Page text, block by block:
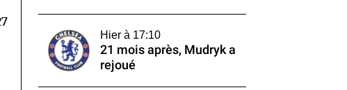
Hier à 17:10
21 mois après, Mudryk a
rejoué